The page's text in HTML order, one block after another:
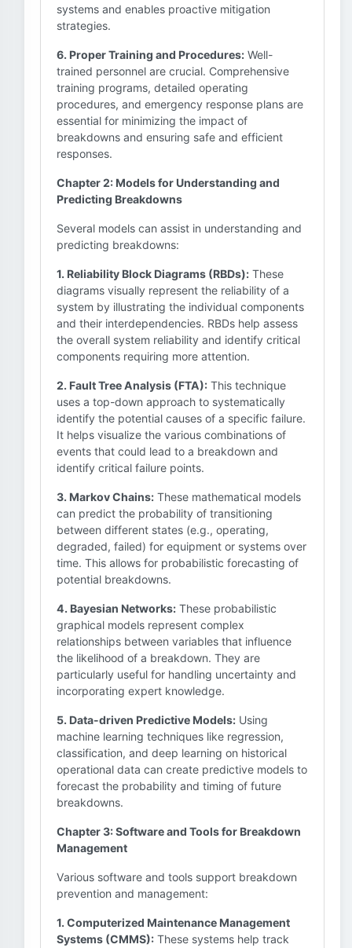
systems and enables proactive mitigation
strategies.
6. Proper Training and Procedures: Well-
trained personnel are crucial. Comprehensive
training programs, detailed operating
procedures, and emergency response plans are
essential for minimizing the impact of
breakdowns and ensuring safe and efficient
responses.
Chapter 2: Models for Understanding and
Predicting Breakdowns
Several models can assist in understanding and
predicting breakdowns:
1. Reliability Block Diagrams (RBDs): These
diagrams visually represent the reliability of a
system by illustrating the individual components
and their interdependencies. RBDs help assess
the overall system reliability and identify critical
components requiring more attention.
2. Fault Tree Analysis (FTA): This technique
uses a top-down approach to systematically
identify the potential causes of a specific failure.
It helps visualize the various combinations of
events that could lead to a breakdown and
identify critical failure points.
3. Markov Chains: These mathematical models
can predict the probability of transitioning
between different states (e.g., operating,
degraded, failed) for equipment or systems over
time. This allows for probabilistic forecasting of
potential breakdowns.
4. Bayesian Networks: These probabilistic
graphical models represent complex
relationships between variables that influence
the likelihood of a breakdown. They are
particularly useful for handling uncertainty and
incorporating expert knowledge.
5. Data-driven Predictive Models: Using
machine learning techniques like regression,
classification, and deep learning on historical
operational data can create predictive models to
forecast the probability and timing of future
breakdowns.
Chapter 3: Software and Tools for Breakdown
Management
Various software and tools support breakdown
prevention and management:
1. Computerized Maintenance Management
Systems (CMMS): These systems help track